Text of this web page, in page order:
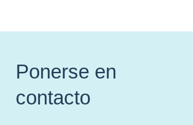
Ponerse en
contacto